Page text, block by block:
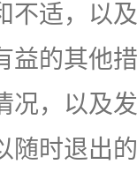
不适，以
益的其他
况，以及
随时退出